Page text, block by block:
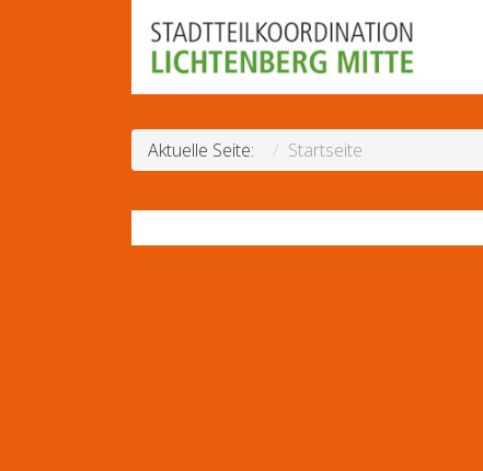
Aktuelle Seite: Startseite